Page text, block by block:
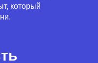
который